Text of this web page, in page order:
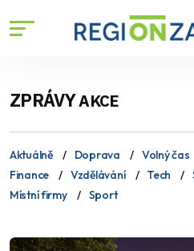
ZPRÁVYAKCE
Aktuálně Doprava Volný čas
Finance
Vzdělávání Tech
Místní firmy
Sport